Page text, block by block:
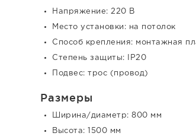
Напряжение: 220 В
Место установки: на потолок
Способ крепления: монтажная
Степень защиты: IP20
Подвес: трос (провод)
Размеры
Ширина/диаметр: 800 мм
Высота: 1500 мм